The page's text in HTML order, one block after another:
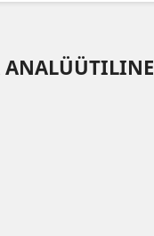
ANALÜÜTILINE